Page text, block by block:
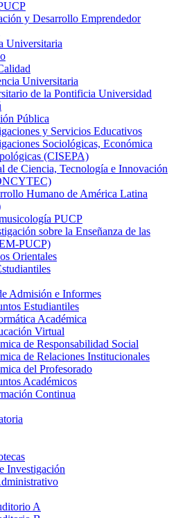
y Desarrollo Emprendedor
Universitaria
Universitaria
de la Pontificia Universidad
Pública
y Servicios Educativos
Sociológicas, Económica
(CISEPA)
de Ciencia, Tecnología e Innovación
Humano de América Latina
PUCP
sobre la Enseñanza de las
PUCP)
Orientales
Admisión e Informes
Estudiantiles
Académica
Virtual
de Responsabilidad Social
de Relaciones Institucionales
del Profesorado
Académicos
Continua
Investigación
A